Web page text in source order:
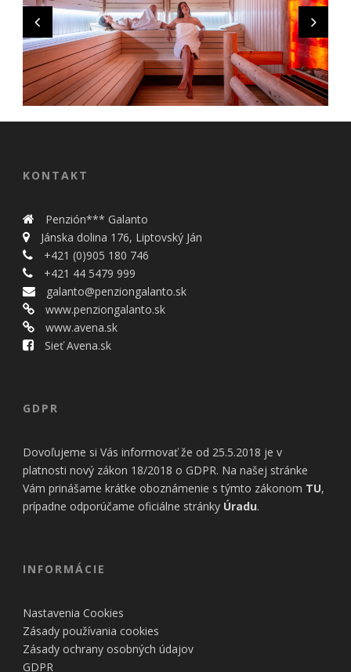
KONTAKT
Penzión*** Galanto
Jánska dolina 176, Liptovský Ján
+421 (0)905 180 746
+421 44 5479 999
galanto@penziongalanto.sk
www.penziongalanto.sk
www.avena.sk
Sieť Avena.sk
GDPR
Dovoľujeme si Vás informovať že od 25.5.2018 je v
platnosti nový zákon 18/2018 o GDPR. Na našej stránke
Vám prinášame krátke oboznámenie s týmto zákonom TU,
prípadne odporúčame oficiálne stránky Úradu.
INFORMÁCIE
Nastavenia Cookies
Zásady používania cookies
Zásady ochrany osobných údajov
GDPR